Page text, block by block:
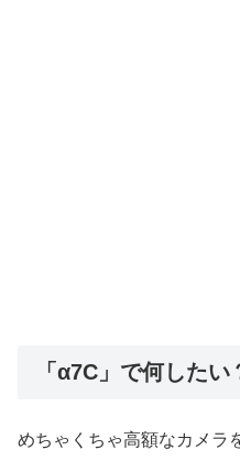
「α7C」で何したい
めちゃくちゃ高額なカメラ